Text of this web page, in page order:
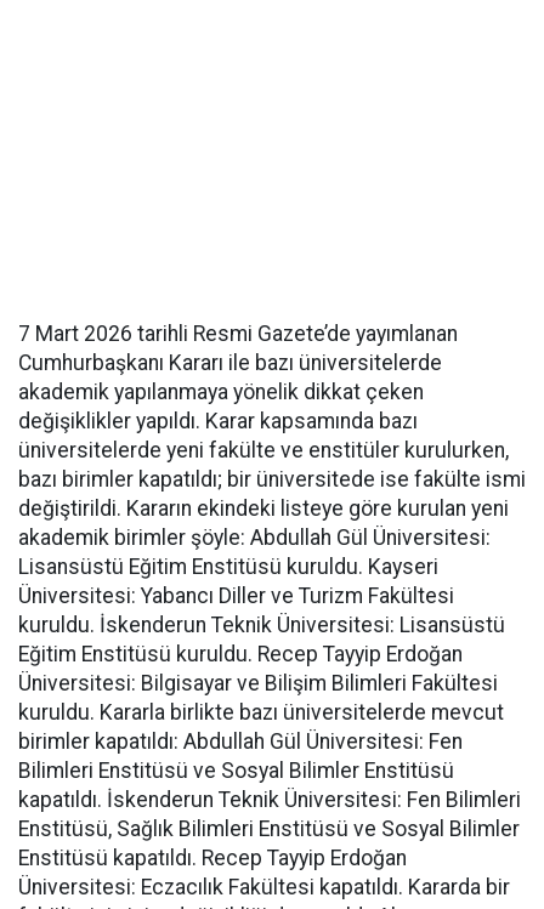
7 Mart 2026 tarihli Resmi Gazete’de yayımlanan
Cumhurbaşkanı Kararı ile bazı üniversitelerde
akademik yapılanmaya yönelik dikkat çeken
değişiklikler yapıldı. Karar kapsamında bazı
üniversitelerde yeni fakülte ve enstitüler kurulurken,
bazı birimler kapatıldı; bir üniversitede ise fakülte ismi
değiştirildi. Kararın ekindeki listeye göre kurulan yeni
akademik birimler şöyle: Abdullah Gül Üniversitesi:
Lisansüstü Eğitim Enstitüsü kuruldu. Kayseri
Üniversitesi: Yabancı Diller ve Turizm Fakültesi
kuruldu. İskenderun Teknik Üniversitesi: Lisansüstü
Eğitim Enstitüsü kuruldu. Recep Tayyip Erdoğan
Üniversitesi: Bilgisayar ve Bilişim Bilimleri Fakültesi
kuruldu. Kararla birlikte bazı üniversitelerde mevcut
birimler kapatıldı: Abdullah Gül Üniversitesi: Fen
Bilimleri Enstitüsü ve Sosyal Bilimler Enstitüsü
kapatıldı. İskenderun Teknik Üniversitesi: Fen Bilimleri
Enstitüsü, Sağlık Bilimleri Enstitüsü ve Sosyal Bilimler
Enstitüsü kapatıldı. Recep Tayyip Erdoğan
Üniversitesi: Eczacılık Fakültesi kapatıldı. Kararda bir